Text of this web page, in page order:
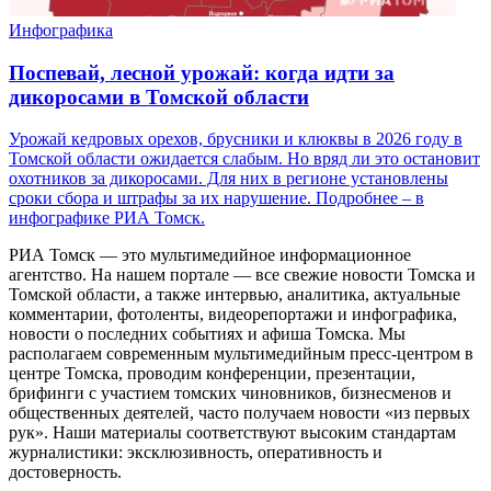
Инфографика
Поспевай, лесной урожай: когда идти за
дикоросами в Томской области
Урожай кедровых орехов, брусники и клюквы в 2026 году в
Томской области ожидается слабым. Но вряд ли это остановит
охотников за дикоросами. Для них в регионе установлены
сроки сбора и штрафы за их нарушение. Подробнее – в
инфографике РИА Томск.
РИА Томск — это мультимедийное информационное
агентство. На нашем портале — все свежие новости Томска и
Томской области, а также интервью, аналитика, актуальные
комментарии, фотоленты, видеорепортажи и инфографика,
новости о последних событиях и афиша Томска. Мы
располагаем современным мультимедийным пресс-центром в
центре Томска, проводим конференции, презентации,
брифинги с участием томских чиновников, бизнесменов и
общественных деятелей, часто получаем новости «из первых
рук». Наши материалы соответствуют высоким стандартам
журналистики: эксклюзивность, оперативность и
достоверность.